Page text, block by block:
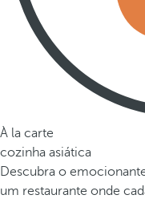
À la carte
cozinha asiática
Descubra o
um restaurante onde